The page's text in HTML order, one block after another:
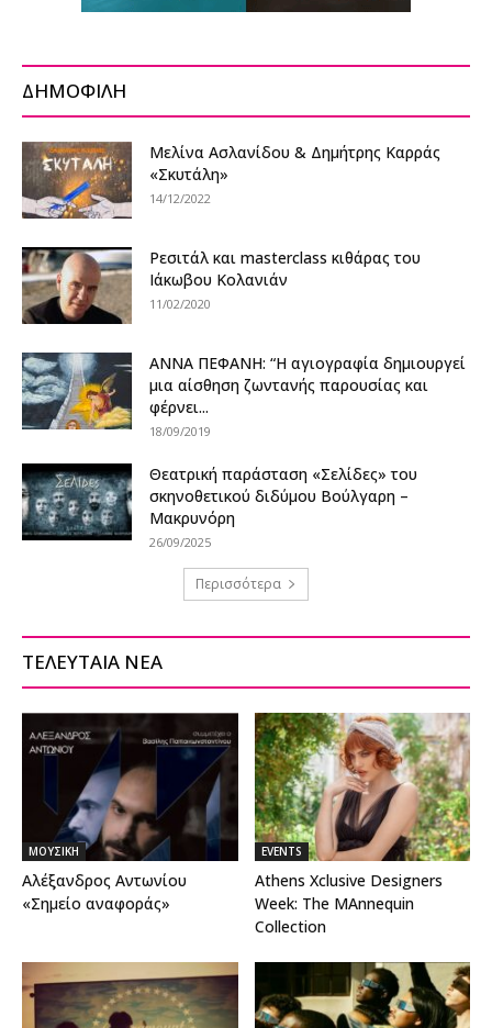
ΔΗΜΟΦΙΛΗ
Μελίνα Ασλανίδου & Δημήτρης Καρράς
«Σκυτάλη»
14/12/2022
Ρεσιτάλ και masterclass κιθάρας του
Ιάκωβου Κολανιάν
11/02/2020
ΑΝΝΑ ΠΕΦΑΝΗ: “Η αγιογραφία δημιουργεί
μια αίσθηση ζωντανής παρουσίας και
φέρνει...
18/09/2019
Θεατρική παράσταση «Σελίδες» του
σκηνοθετικού διδύμου Βούλγαρη –
Μακρυνόρη
26/09/2025
Περισσότερα
ΤΕΛΕΥΤΑΙΑ ΝΕΑ
ΜΟΥΣΙΚΗ
Aλέξανδρος Αντωνίου
«Σημείο αναφοράς»
EVENTS
Athens Xclusive Designers
Week: The MAnnequin
Collection